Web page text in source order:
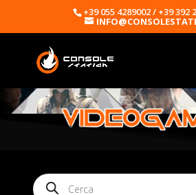
+39 055 4289002 / +39 392
Products
search